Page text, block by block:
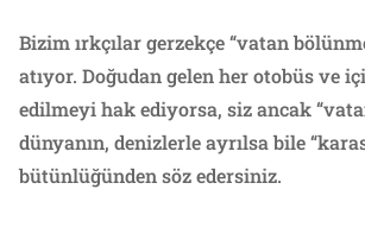
Bizim ırkçılar gerzekçe “vatan
atıyor. Doğudan gelen her otobüs ve
edilmeyi hak ediyorsa, siz ancak
dünyanın, denizlerle ayrılsa bile
bütünlüğünden söz edersiniz.